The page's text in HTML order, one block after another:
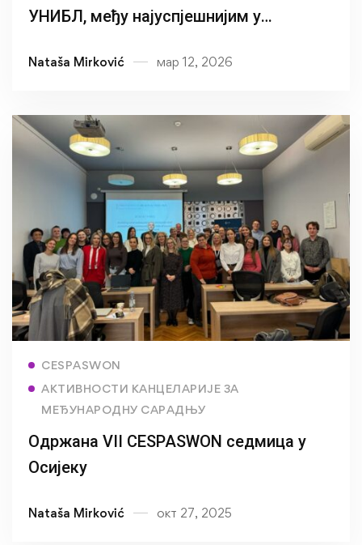
УНИБЛ, међу најуспјешнијим у
Nataša Mirković мар 12, 2026
CESPASWON
АКТИВНОСТИ КАНЦЕЛАРИЈЕ ЗА
МЕЂУНАРОДНУ САРАДЊУ
Одржана VII CESPASWON седмица у
Осијеку
Nataša Mirković окт 27, 2025